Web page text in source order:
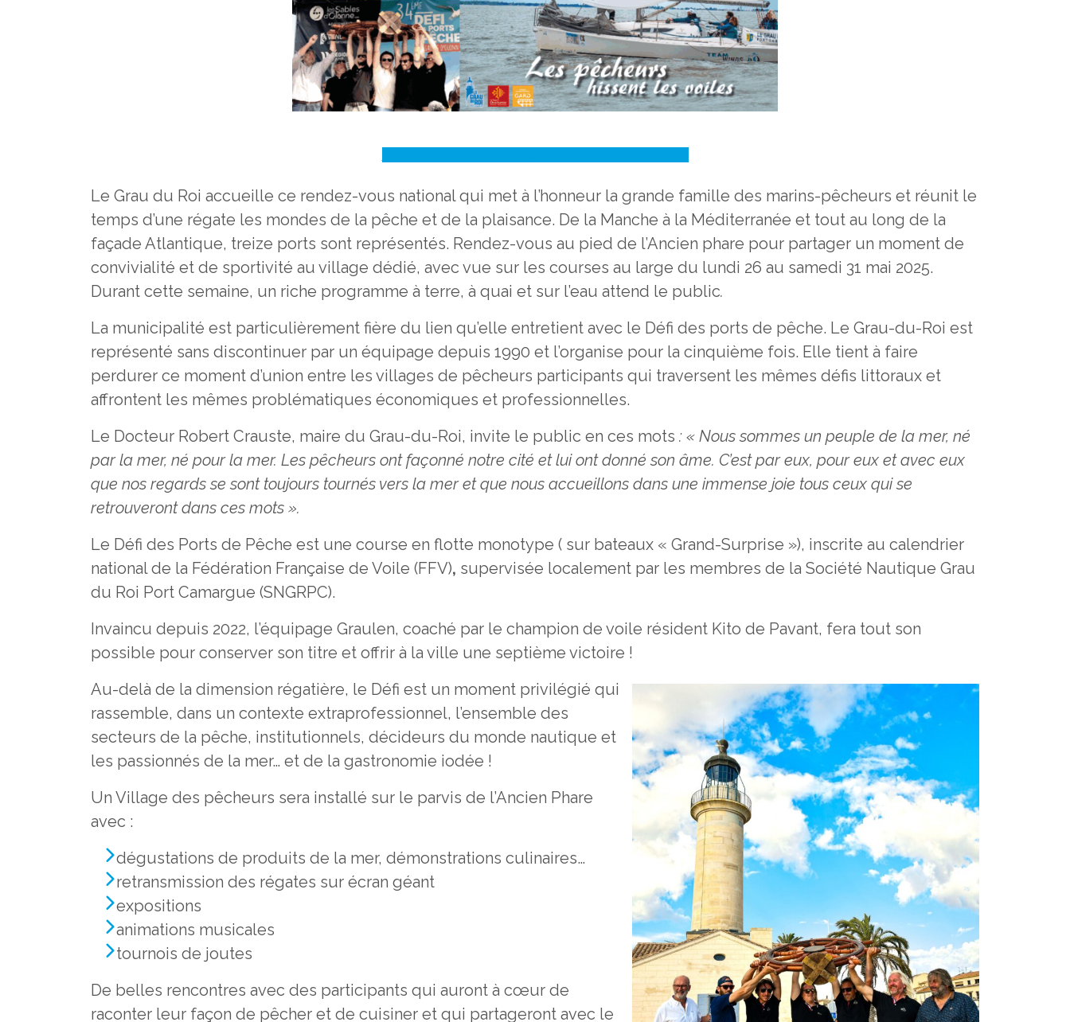
Le Grau du Roi accueille ce rendez-vous national qui met à l’honneur la grande famille des marins-pêcheurs et réunit le
temps d’une régate les mondes de la pêche et de la plaisance. De la Manche à la Méditerranée et tout au long de la
façade Atlantique, treize ports sont représentés. Rendez-vous au pied de l’Ancien phare pour partager un moment de
convivialité et de sportivité au village dédié, avec vue sur les courses au large du lundi 26 au samedi 31 mai 2025.
Durant cette semaine, un riche programme à terre, à quai et sur l’eau attend le public.
La municipalité est particulièrement fière du lien qu’elle entretient avec le Défi des ports de pêche. Le Grau-du-Roi est
représenté sans discontinuer par un équipage depuis 1990 et l’organise pour la cinquième fois. Elle tient à faire
perdurer ce moment d’union entre les villages de pêcheurs participants qui traversent les mêmes défis littoraux et
affrontent les mêmes problématiques économiques et professionnelles.
Le Docteur Robert Crauste, maire du Grau-du-Roi, invite le public en ces mots : « Nous sommes un peuple de la mer, né
par la mer, né pour la mer. Les pêcheurs ont façonné notre cité et lui ont donné son âme. C’est par eux, pour eux et avec eux
que nos regards se sont toujours tournés vers la mer et que nous accueillons dans une immense joie tous ceux qui se
retrouveront dans ces mots ».
Le Défi des Ports de Pêche est une course en flotte monotype ( sur bateaux « Grand-Surprise »), inscrite au calendrier
national de la Fédération Française de Voile (FFV), supervisée localement par les membres de la Société Nautique Grau
du Roi Port Camargue (SNGRPC).
Invaincu depuis 2022, l’équipage Graulen, coaché par le champion de voile résident Kito de Pavant, fera tout son
possible pour conserver son titre et offrir à la ville une septième victoire !
Au-delà de la dimension régatière, le Défi est un moment privilégié qui
rassemble, dans un contexte extraprofessionnel, l’ensemble des
secteurs de la pêche, institutionnels, décideurs du monde nautique et
les passionnés de la mer… et de la gastronomie iodée !
Un Village des pêcheurs sera installé sur le parvis de l’Ancien Phare
avec :
dégustations de produits de la mer, démonstrations culinaires…
retransmission des régates sur écran géant
expositions
animations musicales
tournois de joutes
De belles rencontres avec des participants qui auront à cœur de
raconter leur façon de pêcher et de cuisiner et qui partageront avec le